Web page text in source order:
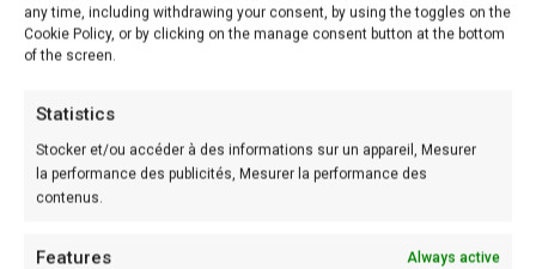
any time, including withdrawing your consent, by using the toggles on the
Cookie Policy, or by clicking on the manage consent button at the bottom
of the screen.
Statistics
Stocker et/ou accéder à des informations sur un appareil, Mesurer
la performance des publicités, Mesurer la performance des
contenus.
Features Always active
Pour bien réussir la recette, il faut bien mesurer les
ingrédients et les préparer avant de commencer la
recette. Il faut également respecter le temps et la
température de cuisson, ainsi suivez pas-à-pas les
étapes décrites ci-dessous .